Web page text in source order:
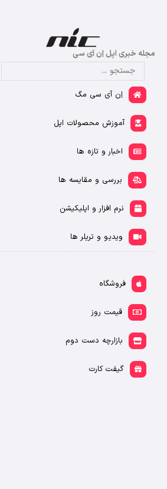
مجله خبری اپل اِن آی سی
اِن آی سی مگ
آموزش محصولات اپل
اخبار و تازه ها
بررسی و مقایسه ها
نرم افزار و اپلیکیشن
ویدیو و تریلر ها
فروشگاه
قیمت روز
بازارچه دست دوم
گیفت کارت